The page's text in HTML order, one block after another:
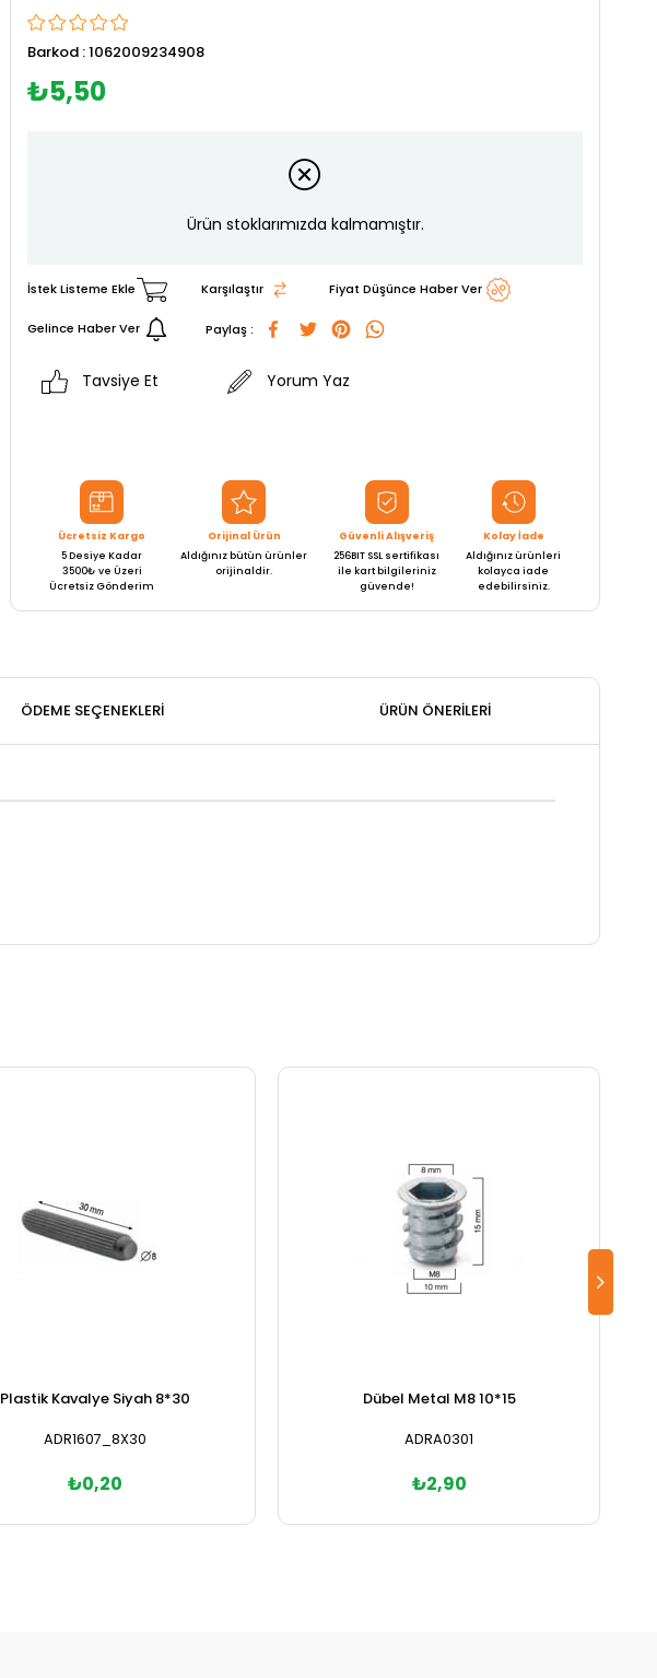
Barkod :1062009234908
₺5,50
Ürün stoklarımızda kalmamıştır.
İstek Listeme Ekle Karşılaştır Fiyat Düşünce Haber Ver
Gelince Haber Ver Paylaş :
Tavsiye Et Yorum Yaz
Ücretsiz Kargo
5 Desiye Kadar
3500₺ ve Üzeri
Ücretsiz Gönderim
Orijinal Ürün
Aldığınız bütün ürünler
orijinaldir.
Güvenli Alışveriş
256BIT SSL sertifikası
ile kart bilgileriniz
güvende!
Kolay İade
Aldığınız ürünleri
kolayca iade
edebilirsiniz.
ÖDEME SEÇENEKLERI ÜRÜN ÖNERILERI
Plastik Kavalye Siyah 8*30
ADR1607_8X30
₺0,20
Dübel Metal M8 10*15
ADRA0301
₺2,90